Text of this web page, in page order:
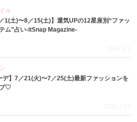
ル
1(土)〜8／15(土)】運気UPの12星座別“ファッ
ム”占い-itSnap Magazine-
2026.8.1
デ】7／21(火)〜7／25(土)最新ファッションを
プ♡
2026.7.29